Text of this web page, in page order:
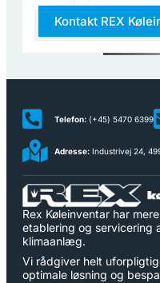
Kontakt REX
Telefon: (+45) 5470 6399
Adresse: Industrivej 24,
Rex Køleinventar har
etablering og servicering
klimaanlæg.
Vi rådgiver helt
optimale løsning og